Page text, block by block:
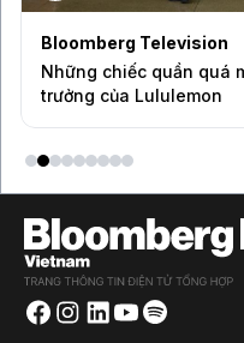
Bloomberg Television
Những chiếc quần quá
trưởng của Lululemon